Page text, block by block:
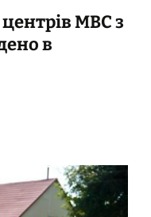
МВС з
в